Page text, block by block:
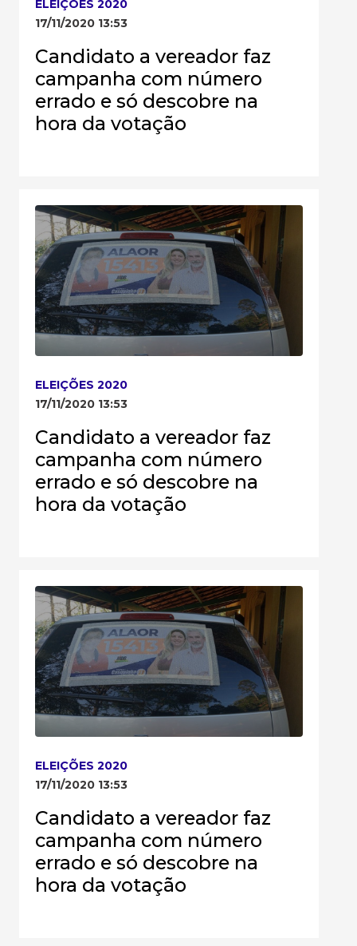
ELEIÇÕES 2020
17/11/2020 13:53
Candidato a vereador faz
campanha com número
errado e só descobre na
hora da votação
ELEIÇÕES 2020
17/11/2020 13:53
Candidato a vereador faz
campanha com número
errado e só descobre na
hora da votação
ELEIÇÕES 2020
17/11/2020 13:53
Candidato a vereador faz
campanha com número
errado e só descobre na
hora da votação